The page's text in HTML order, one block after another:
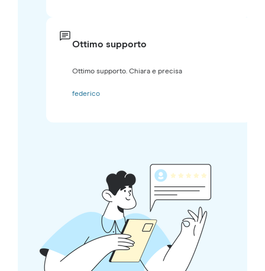
Ottimo supporto
Ottimo supporto. Chiara e precisa
federico